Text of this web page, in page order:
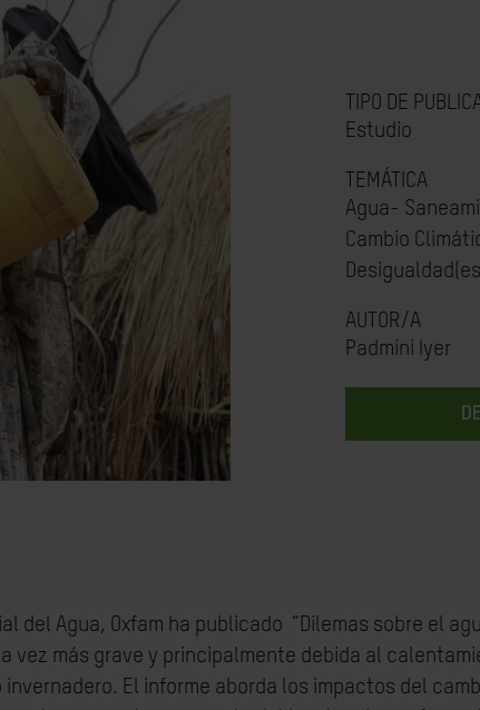
TIPO DE
Estudio
TEMÁTICA
Agua-
Cambio
Desigualdad(es)
AUTOR/A
Padmini Iyer
del Agua, Oxfam ha publicado “Dilemas sobre el
vez más grave y principalmente debida al
El informe aborda los impactos del